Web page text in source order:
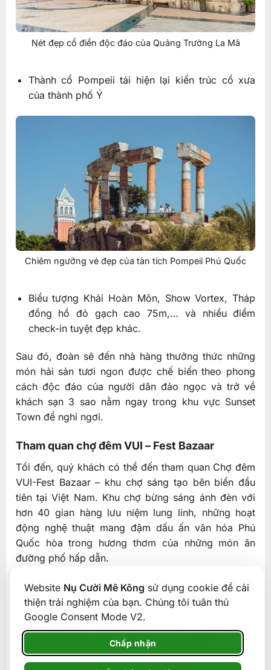
Website Nụ Cười Mê Kông sử dụng cookie để cải
thiện trải nghiệm của bạn. Chúng tôi tuân thủ
Google Consent Mode V2.
Chấp nhận
Nét đẹp cổ điển độc đáo của Quảng Trường La Mã
Thành cổ Pompeii tái hiện lại kiến trúc cổ xưa
của thành phố Ý
Chiêm ngưỡng vẻ đẹp của tàn tích Pompeii Phú Quốc
Biểu tượng Khải Hoàn Môn, Show Vortex, Tháp
đồng hồ đỏ gạch cao 75m,… và nhiều điểm
check-in tuyệt đẹp khác.
Sau đó, đoàn sẽ đến nhà hàng thưởng thức những
món hải sản tươi ngon được chế biến theo phong
cách độc đáo của người dân đảo ngọc và trở về
khách sạn 3 sao nằm ngay trong khu vực Sunset
Town để nghỉ ngơi.
Tham quan chợ đêm VUI – Fest Bazaar
Tối đến, quý khách có thể đến tham quan Chợ đêm
VUI-Fest Bazaar – khu chợ sáng tạo bên biển đầu
tiên tại Việt Nam. Khu chợ bừng sáng ánh đèn với
hơn 40 gian hàng lưu niệm lung linh, những hoạt
động nghệ thuật mang đậm dấu ấn văn hóa Phú
Quốc hòa trong hương thơm của những món ăn
đường phố hấp dẫn.